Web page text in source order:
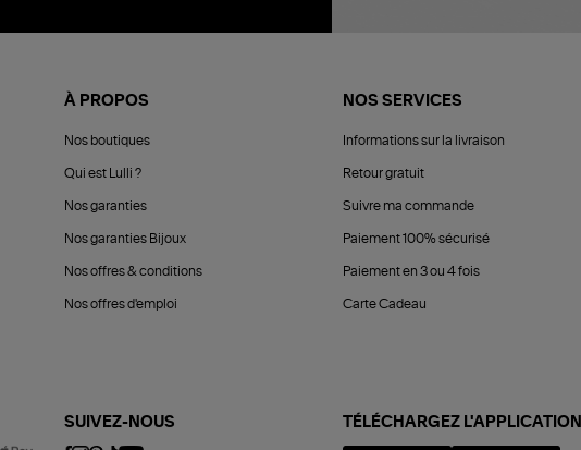
À PROPOS
Nos boutiques
Qui est Lulli ?
Nos garanties
Nos garanties Bijoux
Nos offres & conditions
Nos offres d'emploi
NOS SERVICES
Informations sur la livraison
Retour gratuit
Suivre ma commande
Paiement 100% sécurisé
Paiement en 3 ou 4 fois
Carte Cadeau
SUIVEZ-NOUS TÉLÉCHARGEZ L'APPLICATION